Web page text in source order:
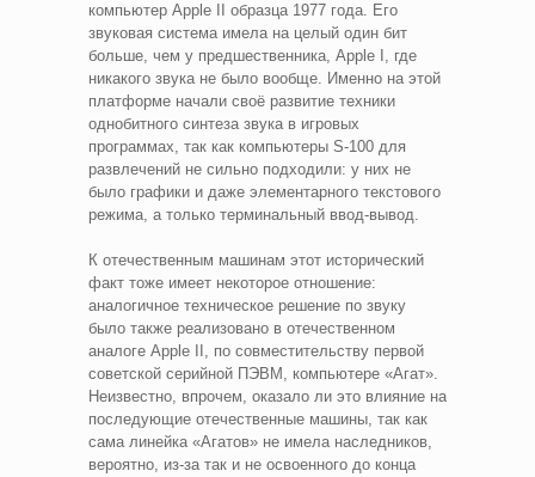
компьютер Apple II образца 1977 года. Его
звуковая система имела на целый один бит
больше, чем у предшественника, Apple I, где
никакого звука не было вообще. Именно на этой
платформе начали своё развитие техники
однобитного синтеза звука в игровых
программах, так как компьютеры S-100 для
развлечений не сильно подходили: у них не
было графики и даже элементарного текстового
режима, а только терминальный ввод-вывод.
К отечественным машинам этот исторический
факт тоже имеет некоторое отношение:
аналогичное техническое решение по звуку
было также реализовано в отечественном
аналоге Apple II, по совместительству первой
советской серийной ПЭВМ, компьютере «Агат».
Неизвестно, впрочем, оказало ли это влияние на
последующие отечественные машины, так как
сама линейка «Агатов» не имела наследников,
вероятно, из-за так и не освоенного до конца